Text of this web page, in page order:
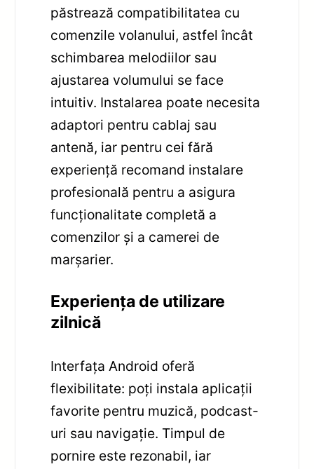
păstrează compatibilitatea cu
comenzile volanului, astfel încât
schimbarea melodiilor sau
ajustarea volumului se face
intuitiv. Instalarea poate necesita
adaptori pentru cablaj sau
antenă, iar pentru cei fără
experiență recomand instalare
profesională pentru a asigura
funcționalitate completă a
comenzilor și a camerei de
marșarier.
Experiența de utilizare
zilnică
Interfața Android oferă
flexibilitate: poți instala aplicații
favorite pentru muzică, podcast-
uri sau navigație. Timpul de
pornire este rezonabil, iar